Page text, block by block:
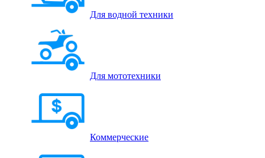
Для водной техники
Для мототехники
Коммерческие